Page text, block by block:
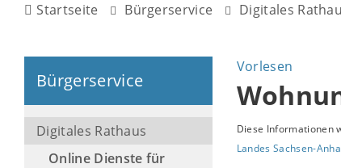
Startseite Bürgerservice Digitales
Bürgerservice
Digitales Rathaus
Online Dienste für
Vorlesen
Diese Informationen
Landes Sachsen-